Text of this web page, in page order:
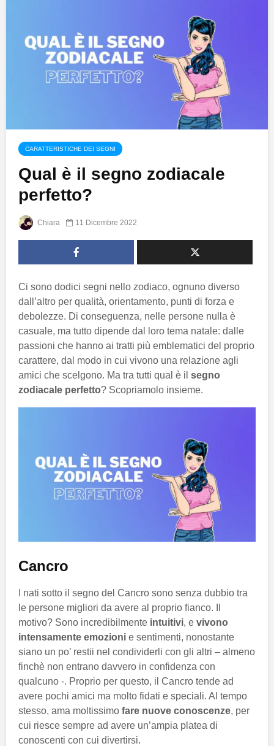
CARATTERISTICHE DEI SEGNI
Qual è il segno zodiacale
perfetto?
Chiara 11 Dicembre 2022
Ci sono dodici segni nello zodiaco, ognuno diverso
dall’altro per qualità, orientamento, punti di forza e
debolezze. Di conseguenza, nelle persone nulla è
casuale, ma tutto dipende dal loro tema natale: dalle
passioni che hanno ai tratti più emblematici del proprio
carattere, dal modo in cui vivono una relazione agli
amici che scelgono. Ma tra tutti qual è il segno
zodiacale perfetto? Scopriamolo insieme.
Cancro
I nati sotto il segno del Cancro sono senza dubbio tra
le persone migliori da avere al proprio fianco. Il
motivo? Sono incredibilmente intuitivi, e vivono
intensamente emozioni e sentimenti, nonostante
siano un po’ restii nel condividerli con gli altri – almeno
finchè non entrano davvero in confidenza con
qualcuno -. Proprio per questo, il Cancro tende ad
avere pochi amici ma molto fidati e speciali. Al tempo
stesso, ama moltissimo fare nuove conoscenze, per
cui riesce sempre ad avere un’ampia platea di
conoscenti con cui divertirsi.